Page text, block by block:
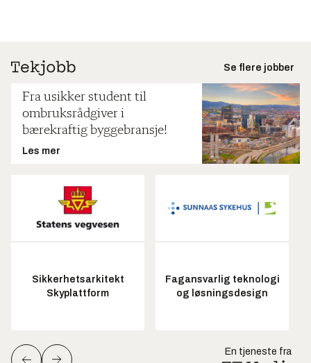
Se flere jobber
Fra usikker student til
ombruksrådgiver i
bærekraftig byggebransje!
Les mer
Sikkerhetsarkitekt
Skyplattform
Fagansvarlig teknologi
og løsningsdesign
En tjeneste fra